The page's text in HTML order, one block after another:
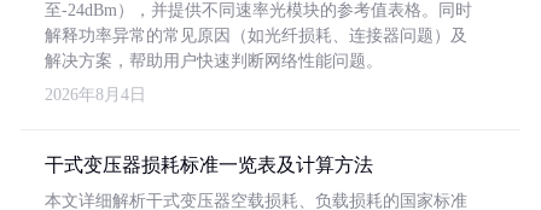
至-24dBm），并提供不同速率光模块的参考值表格。同时
解释功率异常的常见原因（如光纤损耗、连接器问题）及
解决方案，帮助用户快速判断网络性能问题。
2026年8月4日
干式变压器损耗标准一览表及计算方法
本文详细解析干式变压器空载损耗、负载损耗的国家标准